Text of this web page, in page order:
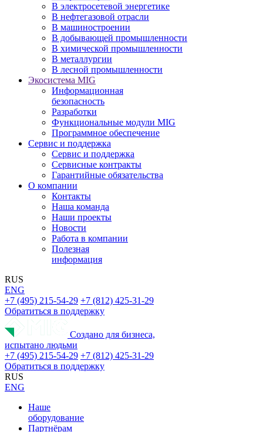
В электросетевой энергетике
В нефтегазовой отрасли
В машиностроении
В добывающей промышленности
В химической промышленности
В металлургии
В лесной промышленности
Экосистема MIG
Информационная
безопасность
Разработки
Функциональные модули MIG
Программное обеспечение
Сервис и поддержка
Сервис и поддержка
Сервисные контракты
Гарантийные обязательства
О компании
Контакты
Наша команда
Наши проекты
Новости
Работа в компании
Полезная
информация
RUS
ENG
+7 (495) 215-54-29 +7 (812) 425-31-29
Обратиться в поддержку
Создано для бизнеса,
испытано людьми
+7 (495) 215-54-29 +7 (812) 425-31-29
Обратиться в поддержку
RUS
ENG
Наше
оборудование
Партнёрам